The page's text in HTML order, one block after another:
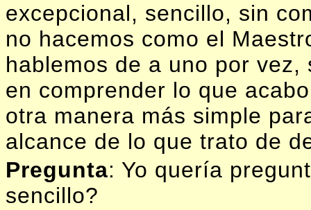
excepcional, sencillo, sin
no hacemos como el
hablemos de a uno por
en comprender lo que
otra manera más simple
alcance de lo que trato de
Pregunta: Yo quería
sencillo?